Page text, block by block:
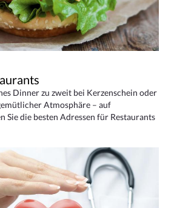
Dinner zu zweit bei Kerzenschein oder
Atmosphäre – auf
Sie die besten Adressen für Restaurants